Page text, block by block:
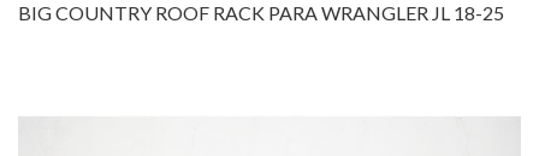
BIG COUNTRY ROOF RACK PARA WRANGLER JL 18-25